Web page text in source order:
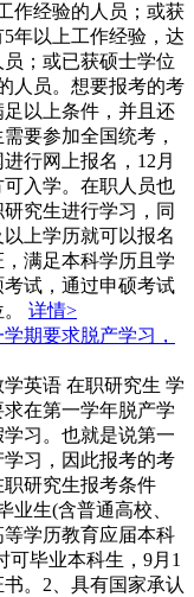
作经验的人员；或获
年以上工作经验，达
；或已获硕士学位
人员。想要报考的考
以上条件，并且还
要参加全国统考，
行网上报名，12月
入学。在职人员也
究生进行学习，同
上学历就可以报名
满足本科学历且学
试，通过申硕考试
详情>
期要求脱产学习，
英语 在职研究生 学
在第一学年脱产学
习。也就是说第一
习，因此报考的考
研究生报考条件
业生(含普通高校、
学历教育应届本科
可毕业本科生，9月1
。2、具有国家承认